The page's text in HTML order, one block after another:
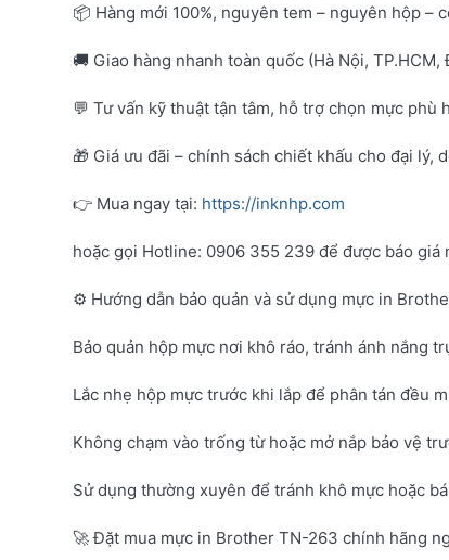
📦 Hàng mới 100%, nguyên tem – nguyên hộp –
🚚 Giao hàng nhanh toàn quốc (Hà Nội,
💬 Tư vấn kỹ thuật tận tâm, hỗ trợ chọn mực phù
🎁 Giá ưu đãi – chính sách chiết khấu cho đại lý,
👉 Mua ngay tại: https://inknhp.com
hoặc gọi Hotline: 0906 355 239 để được báo giá
⚙️ Hướng dẫn bảo quản và sử dụng mực in
Bảo quản hộp mực nơi khô ráo, tránh ánh nắng
Lắc nhẹ hộp mực trước khi lắp để phân tán đều
Không chạm vào trống từ hoặc mở nắp bảo vệ
Sử dụng thường xuyên để tránh khô mực hoặc
🚀 Đặt mua mực in Brother TN-263 chính hãng